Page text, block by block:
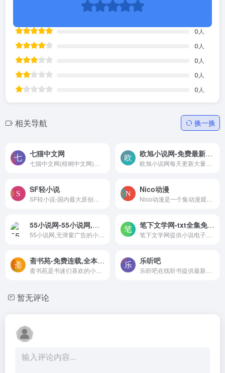
0 人
0 人
0 人
0 人
0 人
相关导航 换一换
七猫中文网 欧旭小说网-免费最新全本小说在线阅读及下载
SF轻小说 Nico动漫
55小说网-55小说网,无弹窗广告的小说网,每天更新大家最喜欢的免费小说,每天推荐几本最好看的小说,同时还提供最好看的TXT小说阅读! 笔下文学网-txt全集免费下载,txt下载，玄幻小说,言情小说在线阅读无弹窗
斋书苑-免费连载,全本小说在线阅读,好看小说推荐 乐听吧
暂无评论